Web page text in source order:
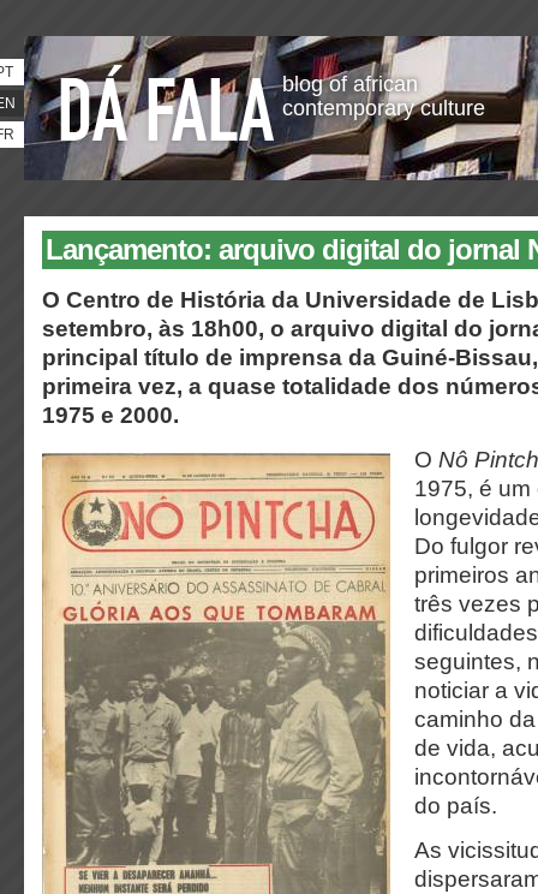
blog of african
contemporary culture
Lançamento: arquivo digital do jornal
O Centro de História da Universidade de
setembro, às 18h00, o arquivo digital do
principal título de imprensa da Guiné-
primeira vez, a quase totalidade dos
1975 e 2000.
O Nô
1975, é
Do fulgor
primeiros
três vezes
seguintes,
noticiar a
caminho
de vida,
do país.
As